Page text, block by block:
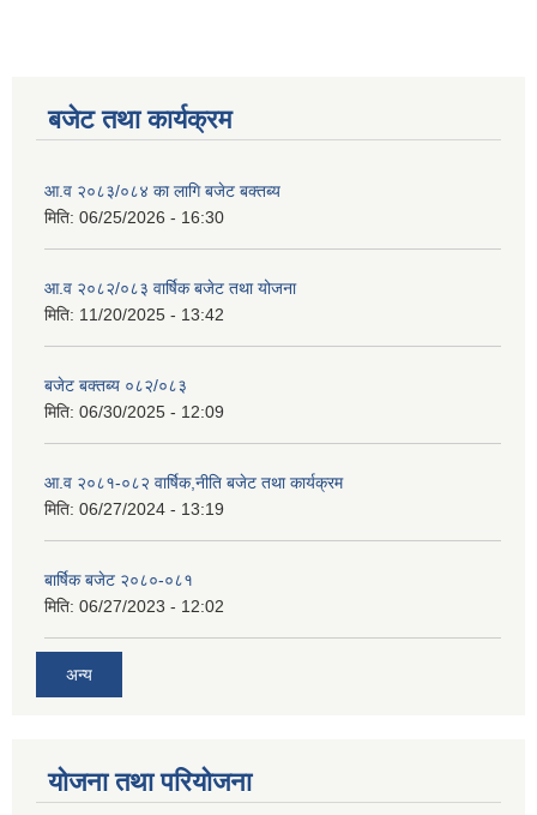
बजेट तथा कार्यक्रम
आ.व २०८३/०८४ का लागि बजेट बक्तब्य
मिति: 06/25/2026 - 16:30
आ.व २०८२/०८३ वार्षिक बजेट तथा योजना
मिति: 11/20/2025 - 13:42
बजेट बक्तब्य ०८२/०८३
मिति: 06/30/2025 - 12:09
आ.व २०८१-०८२ वार्षिक,नीति बजेट तथा कार्यक्रम
मिति: 06/27/2024 - 13:19
बार्षिक बजेट २०८०-०८१
मिति: 06/27/2023 - 12:02
अन्य
योजना तथा परियोजना